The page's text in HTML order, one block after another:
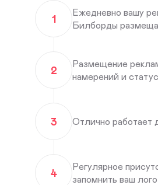
1
Ежедневно вашу
Билборды
2
Размещение
намерений и
3 Отлично работает
4
Регулярное
запомнить ваш